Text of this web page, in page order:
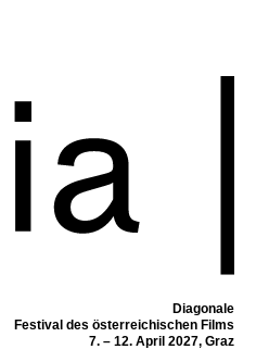
Diagonale
Festival des österreichischen Films
7. – 12. April 2027, Graz